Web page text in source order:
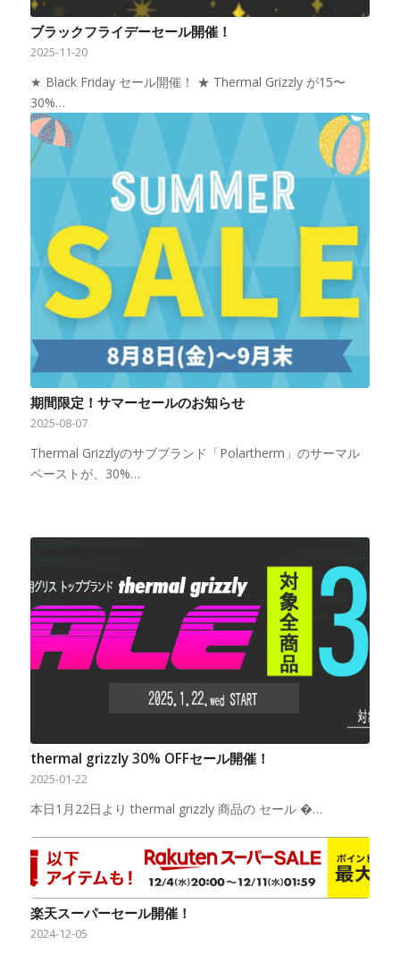
ブラックフライデーセール開催！
2025-11-20
★ Black Friday セール開催！ ★ Thermal Grizzly が15〜
30%…
期間限定！サマーセールのお知らせ
2025-08-07
Thermal Grizzlyのサブブランド「Polartherm」のサーマル
ペーストが、30%…
thermal grizzly 30% OFFセール開催！
2025-01-22
本日1月22日より thermal grizzly 商品の セール �…
楽天スーパーセール開催！
2024-12-05